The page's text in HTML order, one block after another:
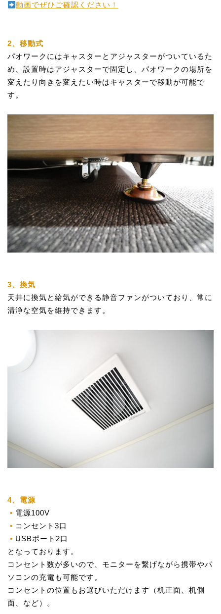
動画でぜひご確認ください！
2、移動式
パオワークにはキャスターとアジャスターがついているた
め、設置時はアジャスターで固定し、パオワークの場所を
変えたり向きを変えたい時はキャスターで移動が可能で
す。
3、換気
天井に換気と給気ができる静音ファンがついており、常に
清浄な空気を維持できます。
4、電源
電源100V
コンセント3口
USBポート2口
となっております。
コンセント数が多いので、モニターを繋げながら携帯やパ
ソコンの充電も可能です。
コンセントの位置もお選びいただけます（机正面、机側
面、など）。